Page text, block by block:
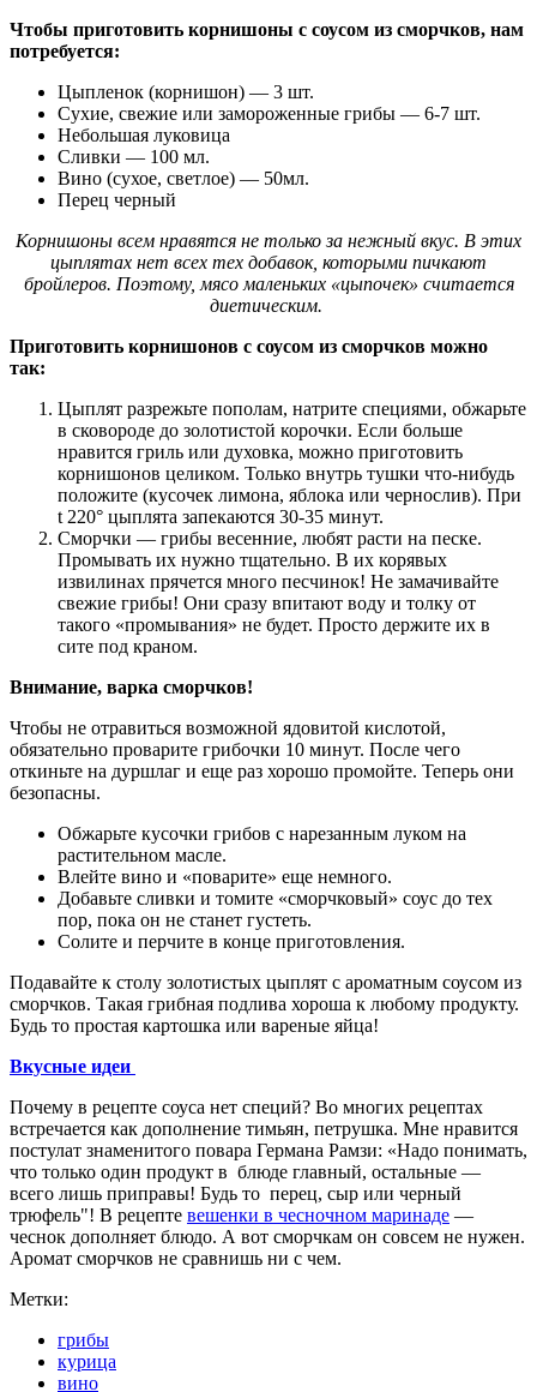
Чтобы приготовить корнишоны с соусом из сморчков, нам
потребуется:
Цыпленок (корнишон) — 3 шт.
Сухие, свежие или замороженные грибы — 6-7 шт.
Небольшая луковица
Сливки — 100 мл.
Вино (сухое, светлое) — 50мл.
Перец черный
Корнишоны всем нравятся не только за нежный вкус. В этих
цыплятах нет всех тех добавок, которыми пичкают
бройлеров. Поэтому, мясо маленьких «цыпочек» считается
диетическим.
Приготовить корнишонов с соусом из сморчков можно
так:
Цыплят разрежьте пополам, натрите специями, обжарьте
в сковороде до золотистой корочки. Если больше
нравится гриль или духовка, можно приготовить
корнишонов целиком. Только внутрь тушки что-нибудь
положите (кусочек лимона, яблока или чернослив). При
t 220° цыплята запекаются 30-35 минут.
Сморчки — грибы весенние, любят расти на песке.
Промывать их нужно тщательно. В их корявых
извилинах прячется много песчинок! Не замачивайте
свежие грибы! Они сразу впитают воду и толку от
такого «промывания» не будет. Просто держите их в
сите под краном.
Внимание, варка сморчков!
Чтобы не отравиться возможной ядовитой кислотой,
обязательно проварите грибочки 10 минут. После чего
откиньте на дуршлаг и еще раз хорошо промойте. Теперь они
безопасны.
Обжарьте кусочки грибов с нарезанным луком на
растительном масле.
Влейте вино и «поварите» еще немного.
Добавьте сливки и томите «сморчковый» соус до тех
пор, пока он не станет густеть.
Солите и перчите в конце приготовления.
Подавайте к столу золотистых цыплят с ароматным соусом из
сморчков. Такая грибная подлива хороша к любому продукту.
Будь то простая картошка или вареные яйца!
Вкусные идеи
Почему в рецепте соуса нет специй? Во многих рецептах
встречается как дополнение тимьян, петрушка. Мне нравится
постулат знаменитого повара Германа Рамзи: «Надо понимать,
что только один продукт в блюде главный, остальные —
всего лишь приправы! Будь то перец, сыр или черный
трюфель"! В рецепте вешенки в чесночном маринаде —
чеснок дополняет блюдо. А вот сморчкам он совсем не нужен.
Аромат сморчков не сравнишь ни с чем.
Метки:
грибы
курица
вино